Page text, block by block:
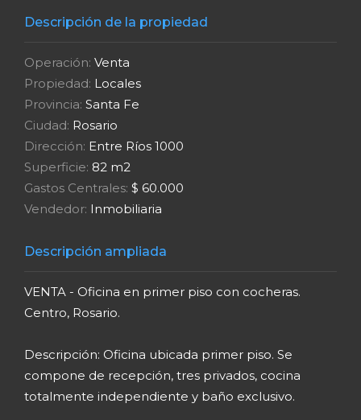
Descripción de la propiedad
Operación: Venta
Propiedad: Locales
Provincia: Santa Fe
Ciudad: Rosario
Dirección: Entre Ríos 1000
Superficie: 82 m2
Gastos Centrales: $ 60.000
Vendedor: Inmobiliaria
Descripción ampliada
VENTA - Oficina en primer piso con cocheras.
Centro, Rosario.
Descripción: Oficina ubicada primer piso. Se
compone de recepción, tres privados, cocina
totalmente independiente y baño exclusivo.